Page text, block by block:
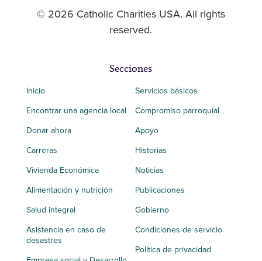
© 2026 Catholic Charities USA. All rights
reserved.
Secciones
Inicio
Encontrar una agencia local
Donar ahora
Carreras
Vivienda Económica
Alimentación y nutrición
Salud integral
Asistencia en caso de
desastres
Servicios básicos
Compromiso parroquial
Apoyo
Historias
Noticias
Publicaciones
Gobierno
Condiciones de servicio
Política de privacidad